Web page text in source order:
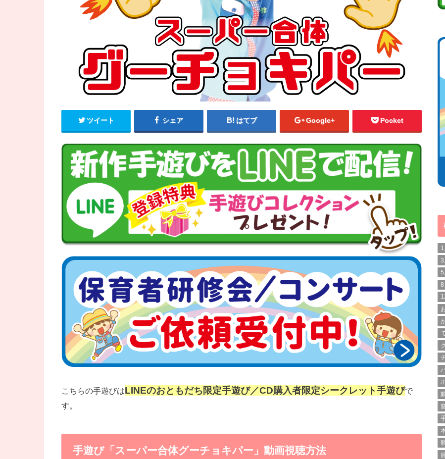
ツイート シェア はてブ Google+ Pocket
こちらの手遊びはLINEのおともだち限定手遊び／CD購入者限定シークレット手遊びで
す。
手遊び「スーパー合体グーチョキパー」動画視聴方法
3
5
8